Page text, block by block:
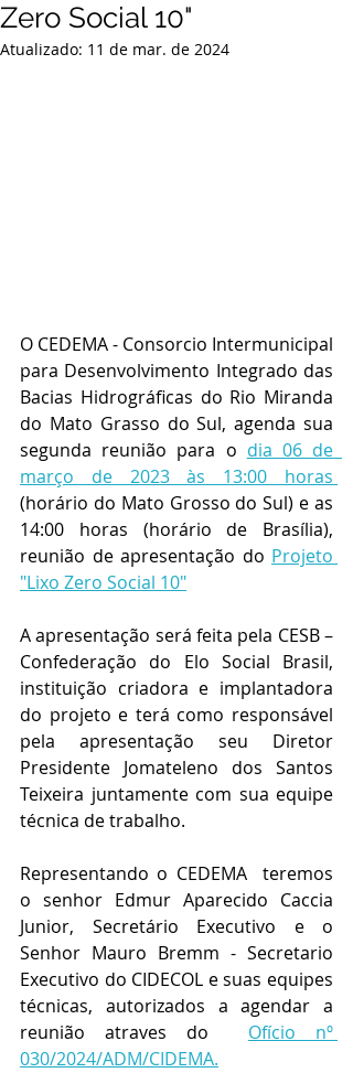
Zero Social 10"
Atualizado: 11 de mar. de 2024
O CEDEMA - Consorcio Intermunicipal
para Desenvolvimento Integrado das
Bacias Hidrográficas do Rio Miranda
do Mato Grasso do Sul, agenda sua
segunda reunião para o dia 06 de
(horário do Mato Grosso do Sul) e as
14:00 horas (horário de Brasília),
reunião de apresentação do Projeto
"Lixo Zero Social 10"
A apresentação será feita pela CESB –
Confederação do Elo Social Brasil,
instituição criadora e implantadora
do projeto e terá como responsável
pela apresentação seu Diretor
Presidente Jomateleno dos Santos
Teixeira juntamente com sua equipe
técnica de trabalho.
Representando o CEDEMA  teremos
o senhor Edmur Aparecido Caccia
Junior, Secretário Executivo e o
Senhor Mauro Bremm - Secretario
Executivo do CIDECOL e suas equipes
técnicas, autorizados a agendar a
reunião atraves do Ofício nº
030/2024/ADM/CIDEMA.